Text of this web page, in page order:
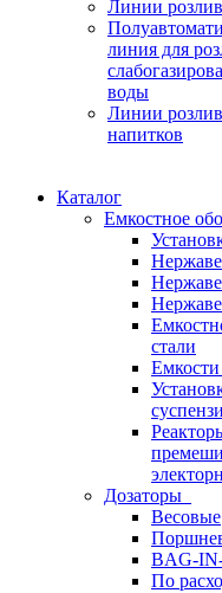
Линии
линия для
воды
Линии
напитков
Каталог
Емкостное
стали
Дозаторы
Весовые
BAG-
По